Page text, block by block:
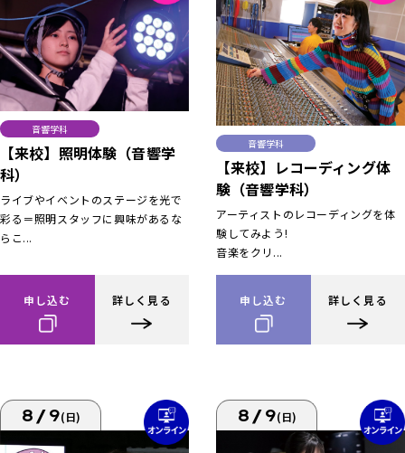
音響学科
【来校】照明体験（音響学
科）
ライブやイベントのステージを光で
彩る＝照明スタッフに興味があるな
らこ...
申し込む 詳しく見る
音響学科
【来校】レコーディング体
験（音響学科）
アーティストのレコーディングを体
験してみよう!
音楽をクリ...
申し込む 詳しく見る
8/9(日) 8/9(日)